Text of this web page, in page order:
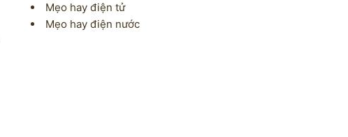
Mẹo hay điện tử
Mẹo hay điện nước